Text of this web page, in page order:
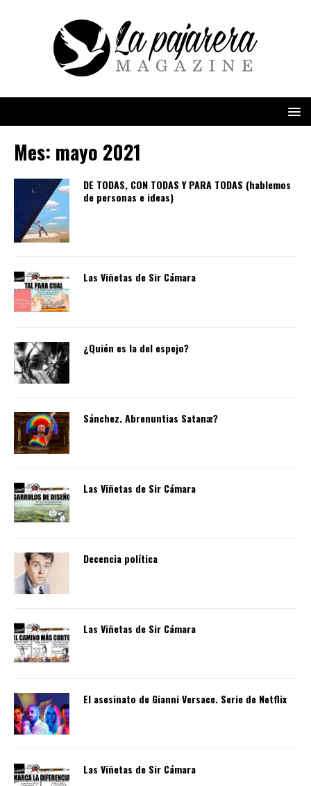
Mes: mayo 2021
DE TODAS, CON TODAS Y PARA TODAS (hablemos
de personas e ideas)
Las Viñetas de Sir Cámara
¿Quién es la del espejo?
Sánchez. Abrenuntias Satanæ?
Las Viñetas de Sir Cámara
Decencia política
Las Viñetas de Sir Cámara
El asesinato de Gianni Versace. Serie de Netflix
Las Viñetas de Sir Cámara